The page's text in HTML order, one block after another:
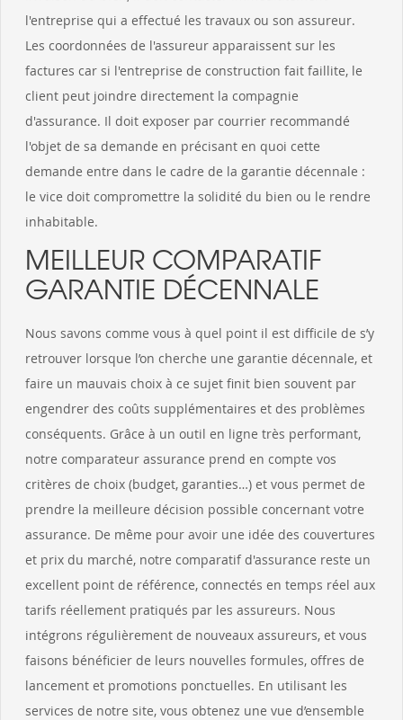
l'entreprise qui a effectué les travaux ou son assureur.
Les coordonnées de l'assureur apparaissent sur les
factures car si l'entreprise de construction fait faillite, le
client peut joindre directement la compagnie
d'assurance. Il doit exposer par courrier recommandé
l'objet de sa demande en précisant en quoi cette
demande entre dans le cadre de la garantie décennale :
le vice doit compromettre la solidité du bien ou le rendre
inhabitable.
MEILLEUR COMPARATIF
GARANTIE DÉCENNALE
Nous savons comme vous à quel point il est difficile de s’y
retrouver lorsque l’on cherche une garantie décennale, et
faire un mauvais choix à ce sujet finit bien souvent par
engendrer des coûts supplémentaires et des problèmes
conséquents. Grâce à un outil en ligne très performant,
notre comparateur assurance prend en compte vos
critères de choix (budget, garanties…) et vous permet de
prendre la meilleure décision possible concernant votre
assurance. De même pour avoir une idée des couvertures
et prix du marché, notre comparatif d'assurance reste un
excellent point de référence, connectés en temps réel aux
tarifs réellement pratiqués par les assureurs. Nous
intégrons régulièrement de nouveaux assureurs, et vous
faisons bénéficier de leurs nouvelles formules, offres de
lancement et promotions ponctuelles. En utilisant les
services de notre site, vous obtenez une vue d’ensemble